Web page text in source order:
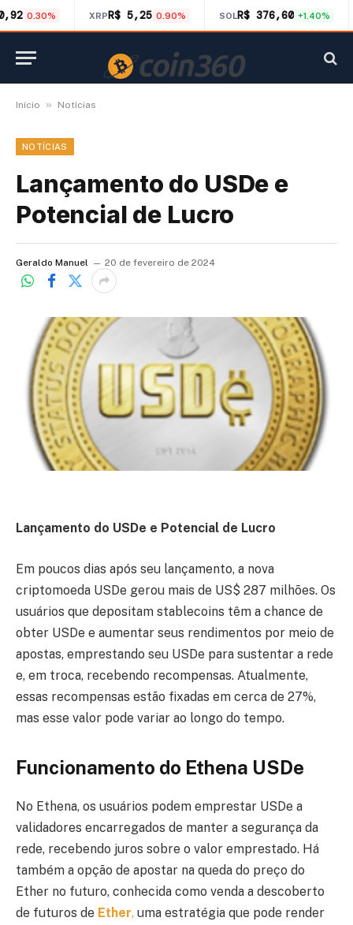
0.30% XRPR$ 5,25 0.90% SOLR$ 376,60 +1.40%
Início » Notícias
NOTÍCIAS
Lançamento do USDe e
Potencial de Lucro
Geraldo Manuel 20 de fevereiro de 2024
Lançamento do USDe e Potencial de Lucro
Em poucos dias após seu lançamento, a nova
criptomoeda USDe gerou mais de US$ 287 milhões. Os
usuários que depositam stablecoins têm a chance de
obter USDe e aumentar seus rendimentos por meio de
apostas, emprestando seu USDe para sustentar a rede
e, em troca, recebendo recompensas. Atualmente,
essas recompensas estão fixadas em cerca de 27%,
mas esse valor pode variar ao longo do tempo.
Funcionamento do Ethena USDe
No Ethena, os usuários podem emprestar USDe a
validadores encarregados de manter a segurança da
rede, recebendo juros sobre o valor emprestado. Há
também a opção de apostar na queda do preço do
Ether no futuro, conhecida como venda a descoberto
de futuros de Ether, uma estratégia que pode render